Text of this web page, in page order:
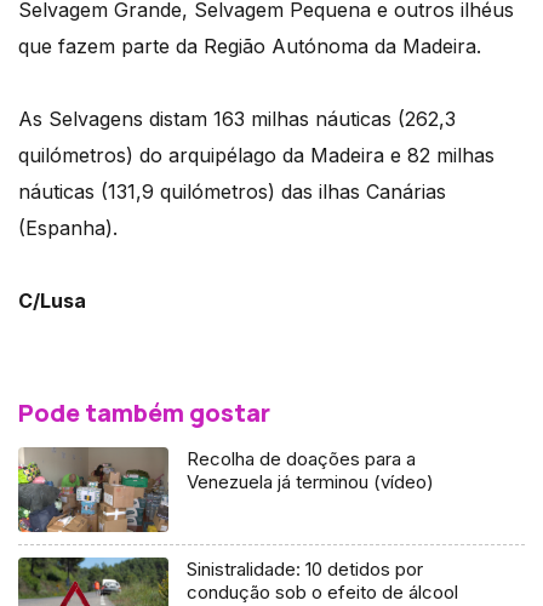
Selvagem Grande, Selvagem Pequena e outros ilhéus
que fazem parte da Região Autónoma da Madeira.
As Selvagens distam 163 milhas náuticas (262,3
quilómetros) do arquipélago da Madeira e 82 milhas
náuticas (131,9 quilómetros) das ilhas Canárias
(Espanha).
C/Lusa
Pode também gostar
Recolha de doações para a
Venezuela já terminou (vídeo)
Sinistralidade: 10 detidos por
condução sob o efeito de álcool